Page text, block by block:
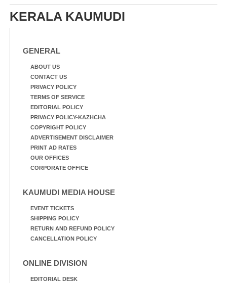
KERALA KAUMUDI
GENERAL
ABOUT US
CONTACT US
PRIVACY POLICY
TERMS OF SERVICE
EDITORIAL POLICY
PRIVACY POLICY-KAZHCHA
COPYRIGHT POLICY
ADVERTISEMENT DISCLAIMER
PRINT AD RATES
OUR OFFICES
CORPORATE OFFICE
KAUMUDI MEDIA HOUSE
EVENT TICKETS
SHIPPING POLICY
RETURN AND REFUND POLICY
CANCELLATION POLICY
ONLINE DIVISION
EDITORIAL DESK